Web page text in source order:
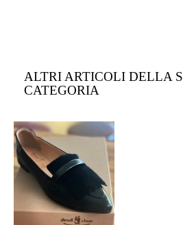
ALTRI ARTICOLI DELLA
CATEGORIA